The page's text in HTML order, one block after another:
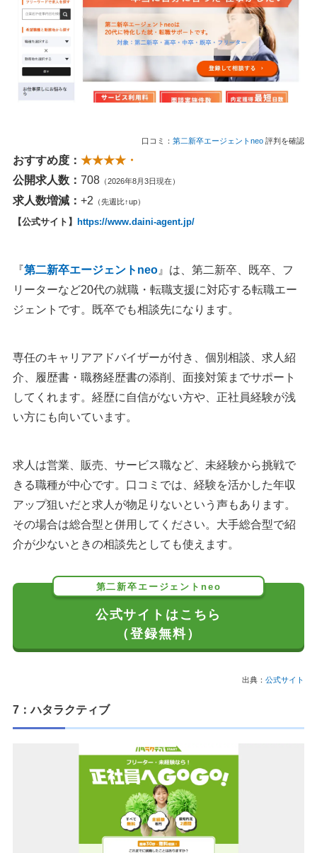
口コミ： 第二新卒エージェントneo 評判を確認
おすすめ度： ★★★★・
公開求人数： 708 （2026年8月3日現在）
求人数増減： +2 （先週比↑up）
【公式サイト】 https://www.daini-agent.jp/
『第二新卒エージェントneo』は、第二新卒、既卒、フ
リーターなど20代の就職・転職支援に対応する転職エー
ジェントです。既卒でも相談先になります。
専任のキャリアアドバイザーが付き、個別相談、求人紹
介、履歴書・職務経歴書の添削、面接対策までサポート
してくれます。経歴に自信がない方や、正社員経験が浅
い方にも向いています。
求人は営業、販売、サービス職など、未経験から挑戦で
きる職種が中心です。口コミでは、経験を活かした年収
アップ狙いだと求人が物足りないという声もあります。
その場合は総合型と併用してください。大手総合型で紹
介が少ないときの相談先としても使えます。
第二新卒エージェントneo
公式サイトはこちら
（登録無料）
出典： 公式サイト
7：ハタラクティブ